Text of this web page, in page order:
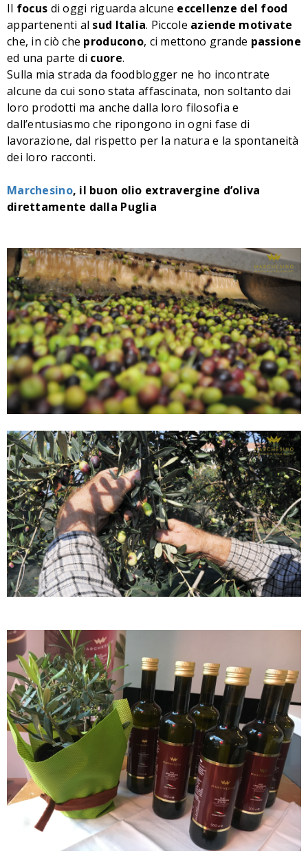
Il focus di oggi riguarda alcune eccellenze del food
appartenenti al sud Italia. Piccole aziende motivate
che, in ciò che producono, ci mettono grande passione
ed una parte di cuore.
Sulla mia strada da foodblogger ne ho incontrate
alcune da cui sono stata affascinata, non soltanto dai
loro prodotti ma anche dalla loro filosofia e
dall’entusiasmo che ripongono in ogni fase di
lavorazione, dal rispetto per la natura e la spontaneità
dei loro racconti.
Marchesino, il buon olio extravergine d’oliva
direttamente dalla Puglia